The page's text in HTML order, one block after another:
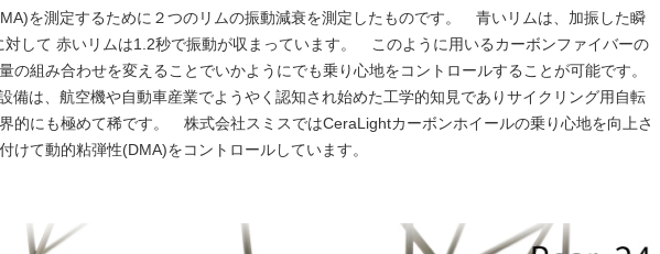
を測定するために２つのリムの振動減衰を測定したものです。 青いリムは、加振した瞬
対して 赤いリムは1.2秒で振動が収まっています。 このように用いるカーボンファイバーの
の組み合わせを変えることでいかようにでも乗り心地をコントロールすることが可能です。
備は、航空機や自動車産業でようやく認知され始めた工学的知見でありサイクリング用自転
的にも極めて稀です。 株式会社スミスではCeraLightカーボンホイールの乗り心地を向上さ
けて動的粘弾性(DMA)をコントロールしています。